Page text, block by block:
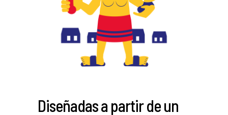
Diseñadas a partir de un